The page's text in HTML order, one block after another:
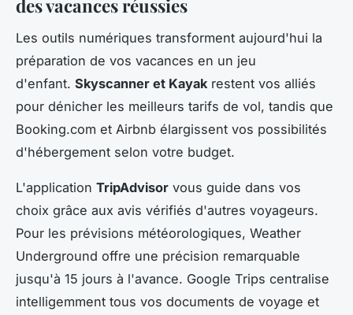
des vacances réussies
Les outils numériques transforment aujourd'hui la
préparation de vos vacances en un jeu
d'enfant. Skyscanner et Kayak restent vos alliés
pour dénicher les meilleurs tarifs de vol, tandis que
Booking.com et Airbnb élargissent vos possibilités
d'hébergement selon votre budget.
L'application TripAdvisor vous guide dans vos
choix grâce aux avis vérifiés d'autres voyageurs.
Pour les prévisions météorologiques, Weather
Underground offre une précision remarquable
jusqu'à 15 jours à l'avance. Google Trips centralise
intelligemment tous vos documents de voyage et